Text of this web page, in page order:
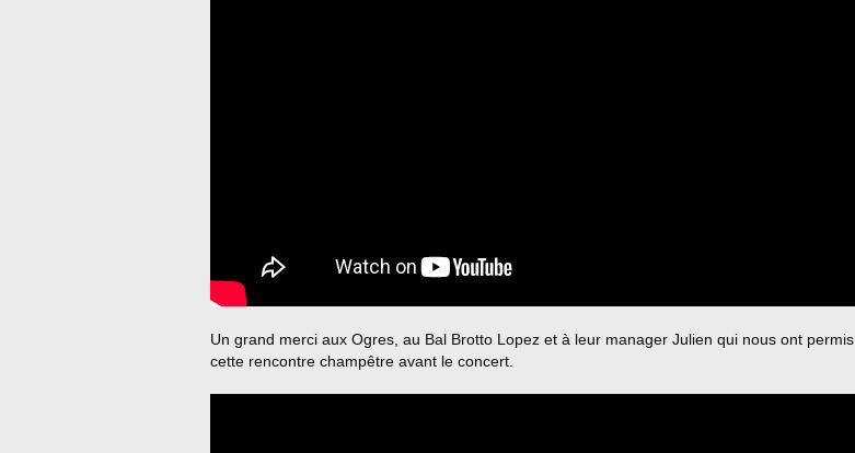
Un grand merci aux Ogres, au Bal Brotto Lopez et à leur manager Julien qui nous ont permis
cette rencontre champêtre avant le concert.